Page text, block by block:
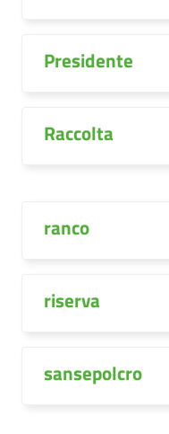
Presidente
Raccolta
ranco
riserva
sansepolcro